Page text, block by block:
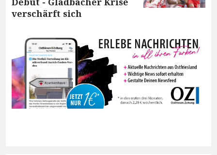
verschärft sich